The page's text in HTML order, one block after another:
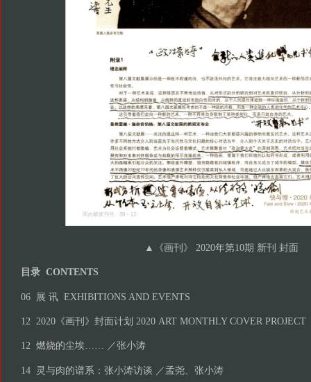
▲《画刊》 2020年第10期 新刊 封面
目录 CONTENTS
06 展 讯 EXHIBITIONS AND EVENTS
12 2020《画刊》封面计划 2020 ART MONTHLY COVER PROJECT
12 燃烧的尘埃…… ／张小涛
14 灵与肉的谱系：张小涛访谈 ／孟尧、张小涛